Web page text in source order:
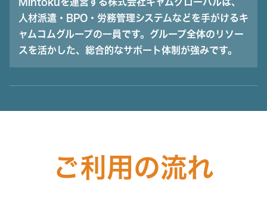
Mintokuを運営する株式会社キャムグローバルは、
人材派遣・BPO・労務管理システムなどを手がけるキ
ャムコムグループの一員です。グループ全体のリソー
スを活かした、総合的なサポート体制が強みです。
ご利用の流れ